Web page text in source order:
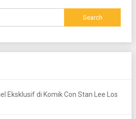
Eksklusif di Komik Con Stan Lee Los